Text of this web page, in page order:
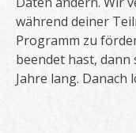
während deiner
Programm zu
beendet hast, dann
Jahre lang. Danach